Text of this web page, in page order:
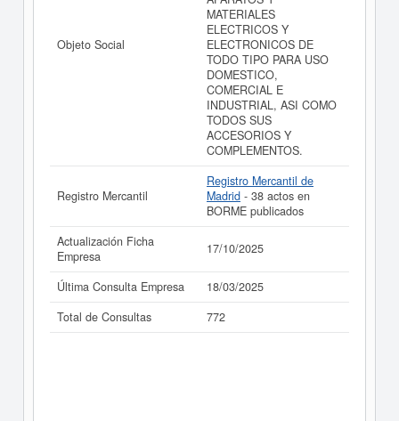
ANTENA SL (EXTINGUIDA) y consultar los resultados
de sus años de actividad, así como los balances y
cuentas de resultados disponibles.
La última actualización del informe de empresa se ha
realizado el 17/10/2025.
Objeto Social
MATERIALES
ELECTRICOS Y
ELECTRONICOS DE
TODO TIPO PARA USO
DOMESTICO,
COMERCIAL E
INDUSTRIAL, ASI COMO
TODOS SUS
ACCESORIOS Y
COMPLEMENTOS.
Registro Mercantil
Registro Mercantil de
Madrid - 38 actos en
BORME publicados
Actualización Ficha
Empresa
17/10/2025
Última Consulta Empresa
18/03/2025
Total de Consultas
772